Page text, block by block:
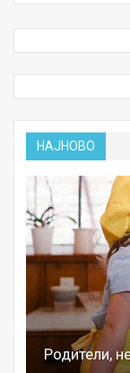
НАЈНОВО
Родители,